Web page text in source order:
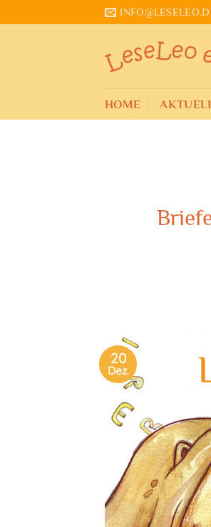
HOME
20
Dez.